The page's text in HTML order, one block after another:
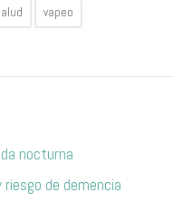
vapeo
nocturna
de demencia